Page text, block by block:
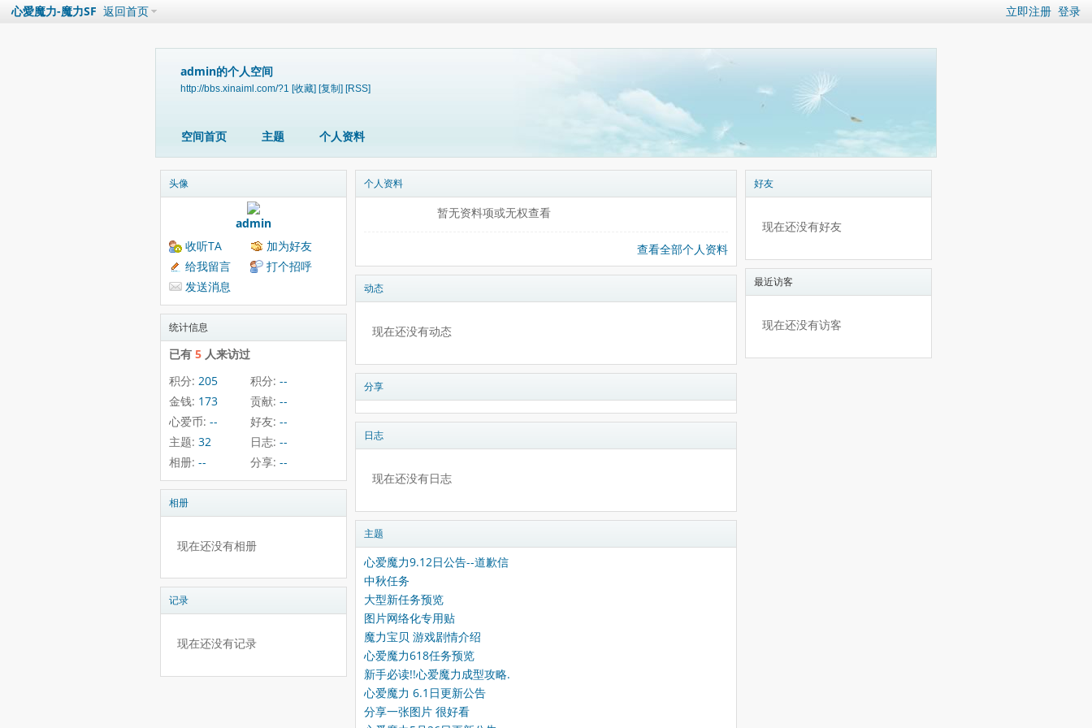
立即注册 登录
心愛魔力-魔力SF 返回首页
admin的个人空间
http://bbs.xinaiml.com/?1 [收藏] [复制] [RSS]
空间首页 主题 个人资料
头像
admin
收听TA
加为好友
给我留言
打个招呼
发送消息
统计信息
已有 5 人来访过
积分: 205 积分: --
金钱: 173 贡献: --
心爱币: -- 好友: --
主题: 32 日志: --
相册: -- 分享: --
相册
现在还没有相册
记录
现在还没有记录
个人资料
暂无资料项或无权查看
查看全部个人资料
动态
现在还没有动态
分享
日志
现在还没有日志
主题
心爱魔力9.12日公告--道歉信
中秋任务
大型新任务预览
图片网络化专用贴
魔力宝贝 游戏剧情介绍
心爱魔力618任务预览
新手必读!!心爱魔力成型攻略.
心爱魔力 6.1日更新公告
分享一张图片 很好看
好友
现在还没有好友
最近访客
现在还没有访客